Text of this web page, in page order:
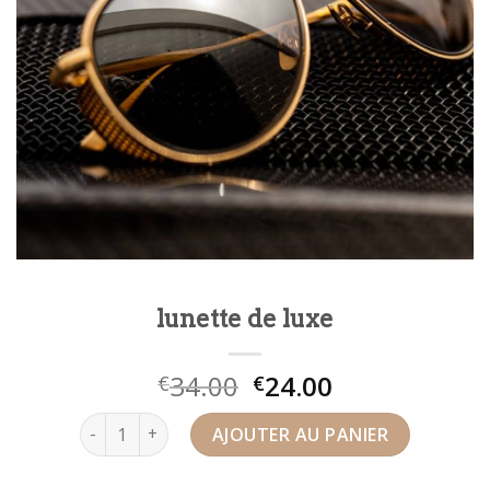
lunette de luxe
€34.00 €24.00
quantité de lunette de luxeAJOUTER AU PANIER